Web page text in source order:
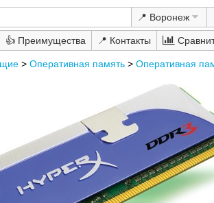
📍 Воронеж
👍 📍
> Оперативная память> Оперативная